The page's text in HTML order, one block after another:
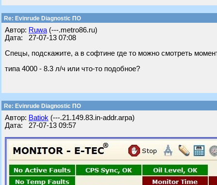
Re: Evinrude Diagnostic ПО
Автор: Ruwa (---.metro86.ru)
Дата: 27-07-13 07:08
Спецы, подскажите, а в софтине где то можно смотреть
типа 4000 - 8.3 л/ч или что-то подобное?
Re: Evinrude Diagnostic ПО
Автор: Batiok (---.21.149.83.in-addr.arpa)
Дата: 27-07-13 09:57